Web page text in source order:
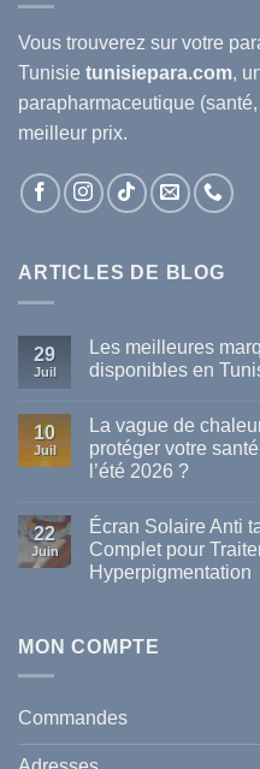
Vous trouverez sur votre
Tunisie tunisiepara.com,
parapharmaceutique
meilleur prix.
ARTICLES DE BLOG
29
Juil
Les meilleures
disponibles en
sur
meilleures
marques
disponibles
en
Tunisie
10
Juil
La vague de
protéger votre
l’été 2026 ?
sur
La
vague
de
comment
et
celle
de
votre
22
Juin
Écran Solaire Anti
Complet pour
Hyperpigmentation
Écran
Solaire
Tunisie
MON COMPTE
Commandes